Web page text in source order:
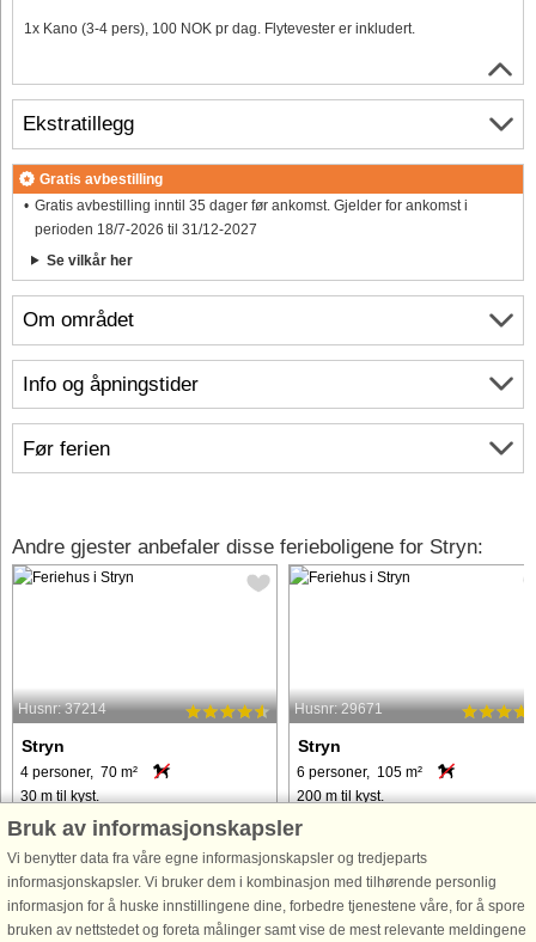
1x Kano (3-4 pers), 100 NOK pr dag. Flytevester er inkludert.
Om området
Info og åpningstider
Før ferien
Ekstratillegg
Gratis avbestilling
Gratis avbestilling inntil 35 dager før ankomst. Gjelder for ankomst i
perioden 18/7-2026 til 31/12-2027
Se vilkår her
Andre gjester anbefaler disse ferieboligene for Stryn:
Husnr: 37214
Stryn
4 personer, 70 m²
30 m til kyst.
Flott hytte bygget til sesongen 2009,
beliggende på en høyde på eiers
gård. Panoramautsikt fra stue og den
avskjermede terrassen over
Oldenvatnet, dalen og fjellene
Husnr: 29671
Stryn
6 personer, 105 m²
200 m til kyst.
Feriehus med panoramautsikt over
Nordfjorden og bygdene på andre
siden av fjorden. Stedet for
familie-/venneferie. Sluttrengjøring er
inkludert. Feriehuset har 2 stuer, den
Bruk av informasjonskapsler
Vi benytter data fra våre egne informasjonskapsler og tredjeparts
informasjonskapsler. Vi bruker dem i kombinasjon med tilhørende personlig
informasjon for å huske innstillingene dine, forbedre tjenestene våre, for å spore
bruken av nettstedet og foreta målinger samt vise de mest relevante meldingene